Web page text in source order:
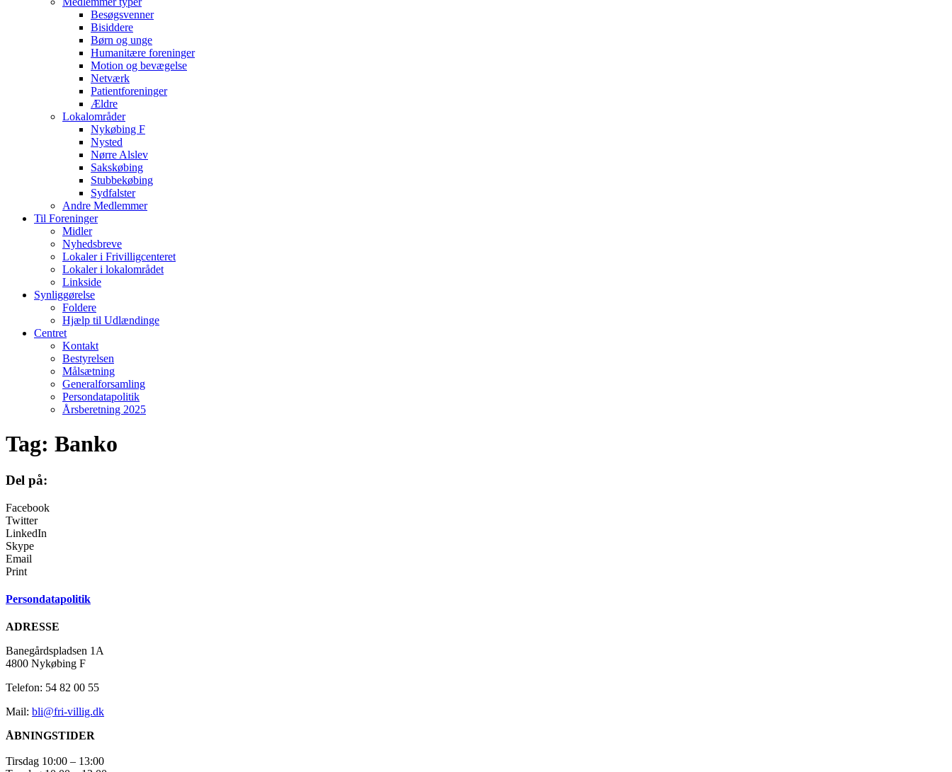
Besøgsvenner
Bisiddere
Børn og unge
Humanitære foreninger
Motion og bevægelse
Netværk
Patientforeninger
Ældre
Lokalområder
Nykøbing F
Nysted
Nørre Alslev
Sakskøbing
Stubbekøbing
Sydfalster
Andre Medlemmer
Til Foreninger
Midler
Nyhedsbreve
Lokaler i Frivilligcenteret
Lokaler i lokalområdet
Linkside
Synliggørelse
Foldere
Hjælp til Udlændinge
Centret
Kontakt
Bestyrelsen
Målsætning
Generalforsamling
Persondatapolitik
Årsberetning 2025
Tag: Banko
Del på:
Facebook
Twitter
LinkedIn
Skype
Email
Print
Persondatapolitik
ADRESSE
Banegårdspladsen 1A
4800 Nykøbing F
Telefon: 54 82 00 55
Mail: bli@fri-villig.dk
ÅBNINGSTIDER
Tirsdag 10:00 – 13:00